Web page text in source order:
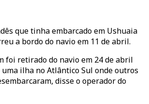
que tinha embarcado em Ushuaia
a bordo do navio em 11 de abril.
foi retirado do navio em 24 de abril
uma ilha no Atlântico Sul onde outros
disse o operador do